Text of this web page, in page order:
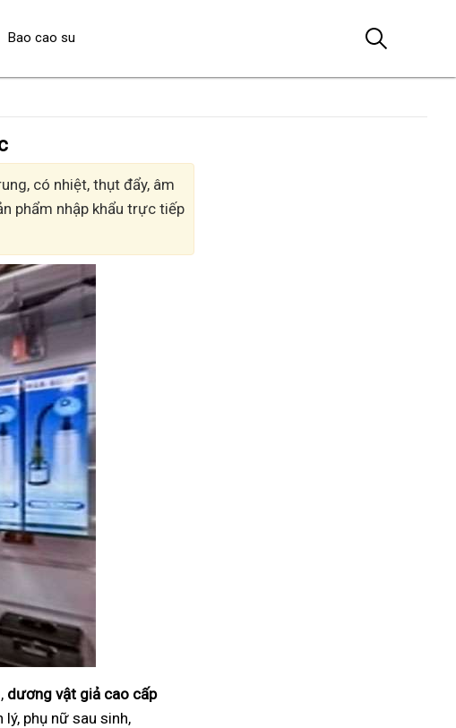
có nhiệt, thụt đẩy, âm
phẩm nhập khẩu trực tiếp
dương vật giả cao cấp
phụ nữ sau sinh,
Bao cao su